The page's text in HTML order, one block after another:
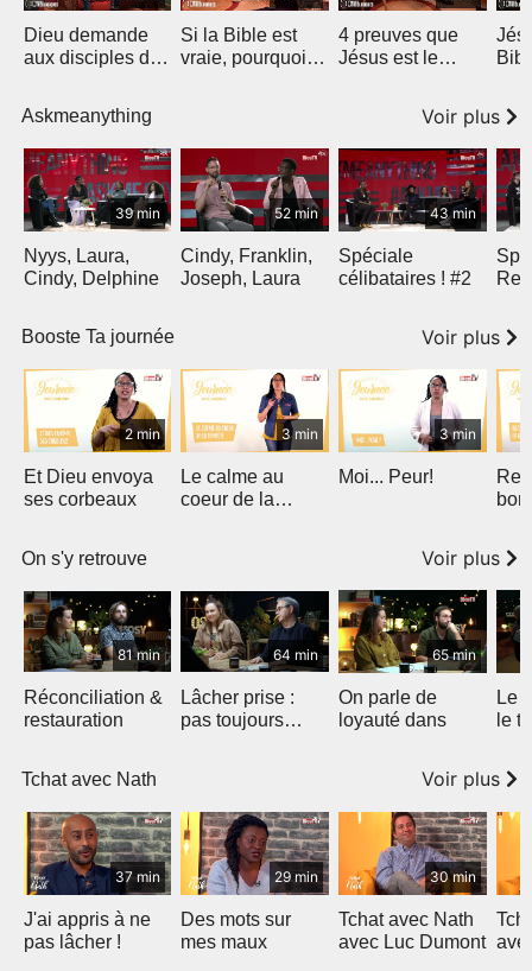
Dieu demande
aux disciples de
Si la Bible est
vraie, pourquoi
4 preuves que
Jésus est le
Askmeanything
Voir plus
39 min
Nyys, Laura,
Cindy, Delphine
52 min
Cindy, Franklin,
Joseph, Laura
43 min
Spéciale
célibataires ! #2
Booste Ta journée
Voir plus
2 min
Et Dieu envoya
ses corbeaux
3 min
Le calme au
coeur de la
3 min
Moi... Peur!
On s'y retrouve Voir plus
81 min
Réconciliation &
restauration
64 min
Lâcher prise :
pas toujours
65 min
On parle de
loyauté dans
Le
le
Tchat avec Nath Voir plus
37 min
J'ai appris à ne
pas lâcher !
29 min
Des mots sur
mes maux
30 min
Tchat avec Nath
avec Luc Dumont